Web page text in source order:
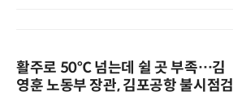
활주로 50℃ 넘는데 쉴 곳 부족…김
영훈 노동부 장관, 김포공항 불시점검